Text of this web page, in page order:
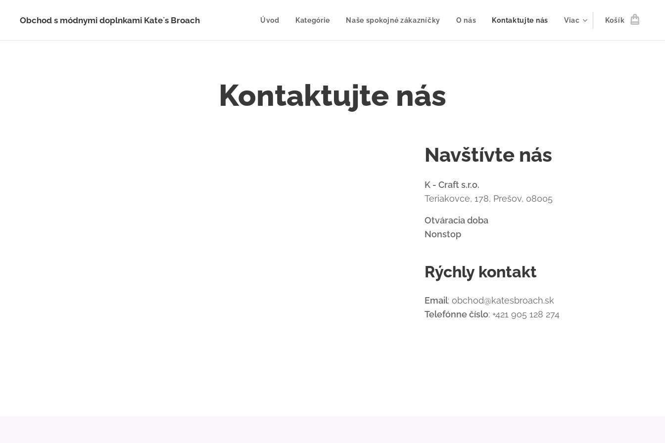
Obchod s módnymi doplnkami Kate´s Broach Úvod Kategórie Naše spokojné zákazníčky O nás Kontaktujte nás Viac Košík
Kontaktujte nás
Navštívte nás
K - Craft s.r.o.
Teriakovce, 178, Prešov, 08005
Otváracia doba
Nonstop
Rýchly kontakt
Email: obchod@katesbroach.sk
Telefónne číslo: +421 905 128 274